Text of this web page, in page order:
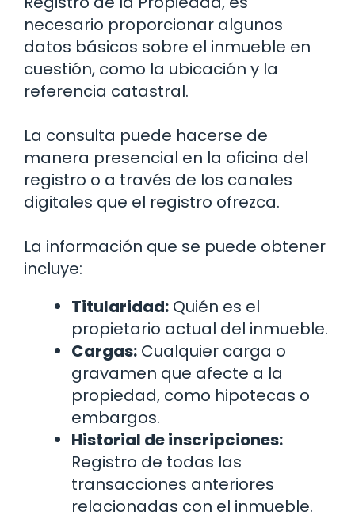
necesario proporcionar algunos
datos básicos sobre el inmueble en
cuestión, como la ubicación y la
referencia catastral.
La consulta puede hacerse de
manera presencial en la oficina del
registro o a través de los canales
digitales que el registro ofrezca.
La información que se puede obtener
incluye:
Titularidad: Quién es el
propietario actual del inmueble.
Cargas: Cualquier carga o
gravamen que afecte a la
propiedad, como hipotecas o
embargos.
Historial de inscripciones:
Registro de todas las
transacciones anteriores
relacionadas con el inmueble.